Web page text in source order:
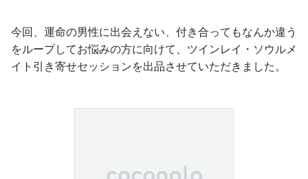
今回、運命の男性に出会えない、付き合ってもなんか違う
をループしてお悩みの方に向けて、ツインレイ・ソウルメ
イト引き寄せセッションを出品させていただきました。